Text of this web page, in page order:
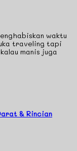
waktu
traveling tapi
manis juga
& Rincian